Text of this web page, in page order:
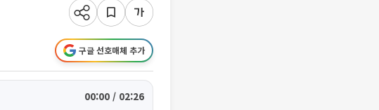
구글 선호매체 추가
00:00 / 02:26